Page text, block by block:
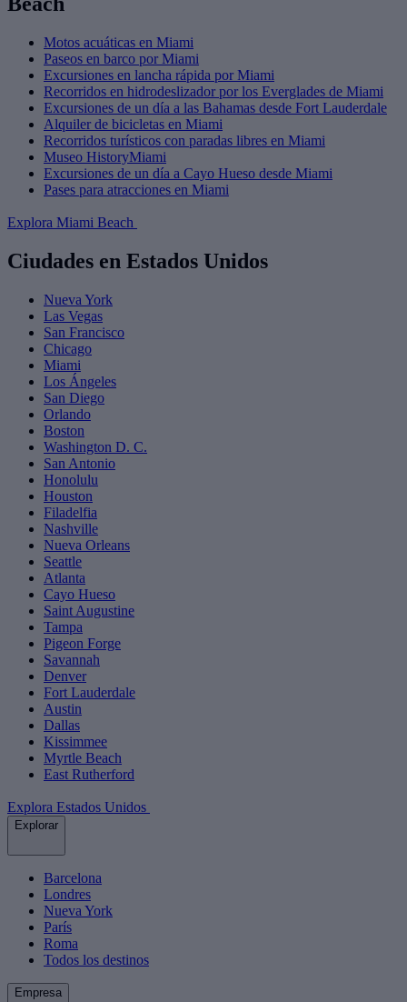
Motos acuáticas en Miami
Paseos en barco por Miami
Excursiones en lancha rápida por Miami
Recorridos en hidrodeslizador por los Everglades de Miami
Excursiones de un día a las Bahamas desde Fort Lauderdale
Alquiler de bicicletas en Miami
Recorridos turísticos con paradas libres en Miami
Museo HistoryMiami
Excursiones de un día a Cayo Hueso desde Miami
Pases para atracciones en Miami
Explora Miami Beach
Ciudades en Estados Unidos
Nueva York
Las Vegas
San Francisco
Chicago
Miami
Los Ángeles
San Diego
Orlando
Boston
Washington D. C.
San Antonio
Honolulu
Houston
Filadelfia
Nashville
Nueva Orleans
Seattle
Atlanta
Cayo Hueso
Saint Augustine
Tampa
Pigeon Forge
Savannah
Denver
Fort Lauderdale
Austin
Dallas
Kissimmee
Myrtle Beach
East Rutherford
Explora Estados Unidos
Explorar
Barcelona
Londres
Nueva York
París
Roma
Todos los destinos
Empresa